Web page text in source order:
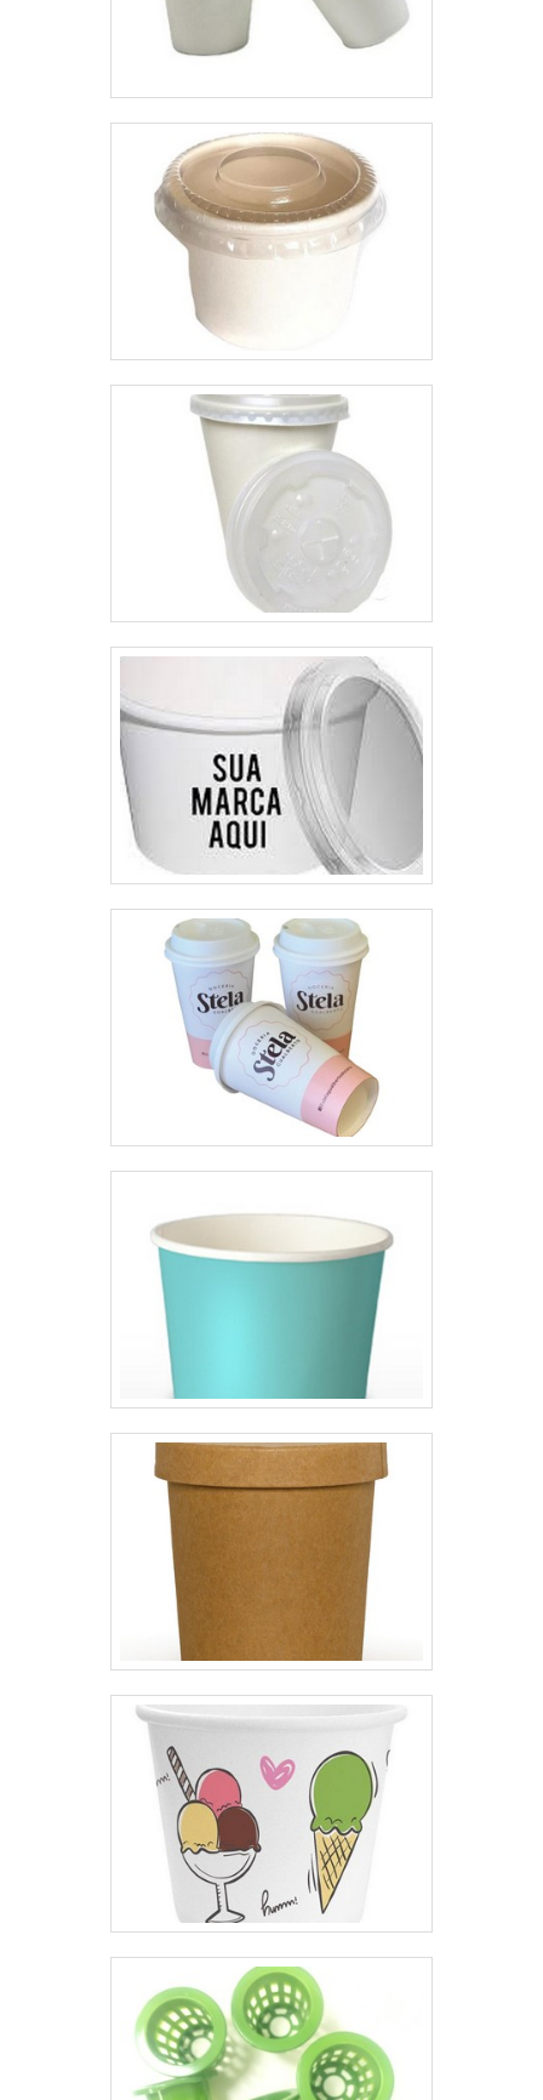
limitam a esses, visto que possui:
Características biodegradáveis;
Impressão em alta resolução
Offset; Preço acessível e justo;
Ótima relação custo-benefício;
Entre outros.No mercado, o
produto é comumente adquirido
por pessoas que atuam em
cinemas, fast foods,
restaurantes, lanchonetes, buffet,
corporativos, casas noturnas,
baladas, dentre outros. Ademais,
o item é econômico e altamente
resistente, o que assegura ainda
mais benefícios.CACHEPOT
PARA BATATA FRITA DE ALTA
QUALIDADEClientes de todo o
Brasil encontram na Soluplex
assunto for embalagens em
papel cartonado. Prezando o que
há de mais moderno, a empresa
traz inovações em potes, copos,
cachepot, baldes, dentre outras
opções. Além disso, a companhia
ainda oferece produtos à pronta
entrega e prazos de envio em
até 48h.